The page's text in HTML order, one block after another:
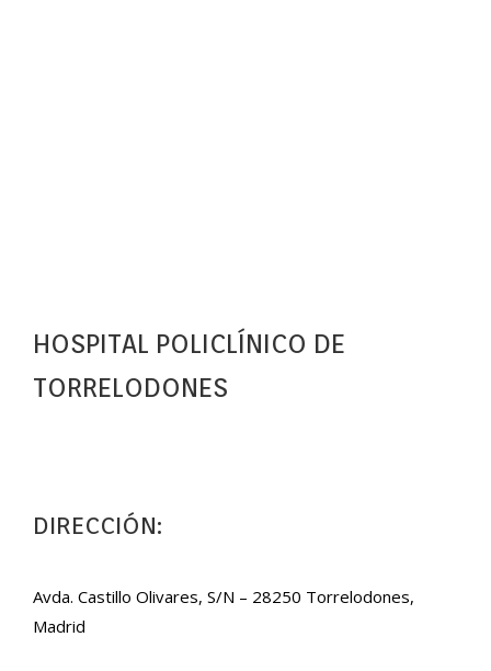
HOSPITAL POLICLÍNICO DE
TORRELODONES
DIRECCIÓN:
Avda. Castillo Olivares, S/N – 28250 Torrelodones,
Madrid